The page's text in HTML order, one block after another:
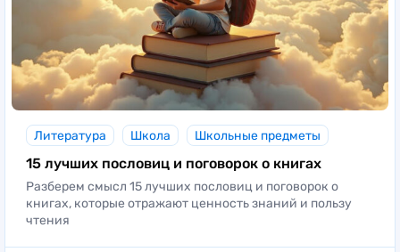
Литература Школа Школьные предметы
15 лучших пословиц и поговорок о книгах
Разберем смысл 15 лучших пословиц и поговорок о
книгах, которые отражают ценность знаний и пользу
чтения